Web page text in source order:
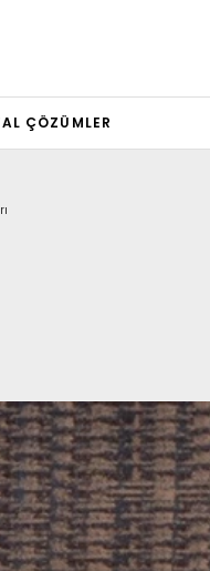
ÇÖZÜMLER